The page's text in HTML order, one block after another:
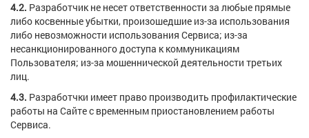
4.2. Разработчик не несет ответственности за любые прямые
либо косвенные убытки, произошедшие из-за использования
либо невозможности использования Сервиса; из-за
несанкционированного доступа к коммуникациям
Пользователя; из-за мошеннической деятельности третьих
лиц.
4.3. Разработчки имеет право производить профилактические
работы на Сайте с временным приостановлением работы
Сервиса.